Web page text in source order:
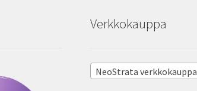
Verkkokauppa
NeoStrata verkkokauppa